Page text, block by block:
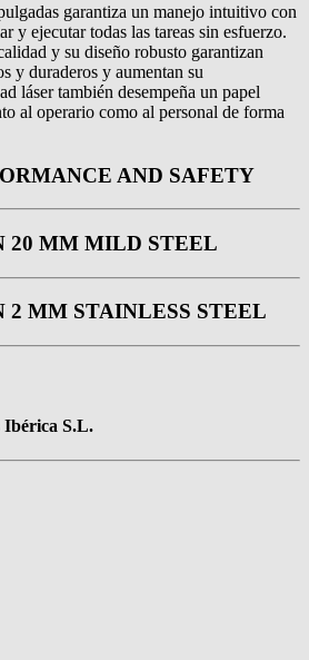
garantiza un manejo intuitivo con
y ejecutar todas las tareas sin esfuerzo.
y su diseño robusto garantizan
y duraderos y aumentan su
láser también desempeña un papel
al operario como al personal de forma
AND SAFETY
20 MM MILD STEEL
2 MM STAINLESS STEEL
Ibérica S.L.